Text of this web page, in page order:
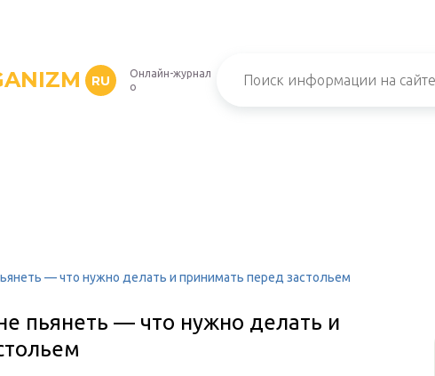
RU
Онлайн-журнал
о
— что нужно делать и принимать перед застольем
пьянеть — что нужно делать и